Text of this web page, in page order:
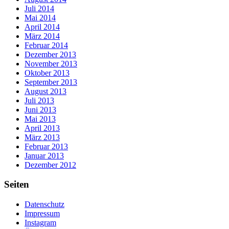
Juli 2014
Mai 2014
April 2014
März 2014
Februar 2014
Dezember 2013
November 2013
Oktober 2013
September 2013
August 2013
Juli 2013
Juni 2013
Mai 2013
April 2013
März 2013
Februar 2013
Januar 2013
Dezember 2012
Seiten
Datenschutz
Impressum
Instagram